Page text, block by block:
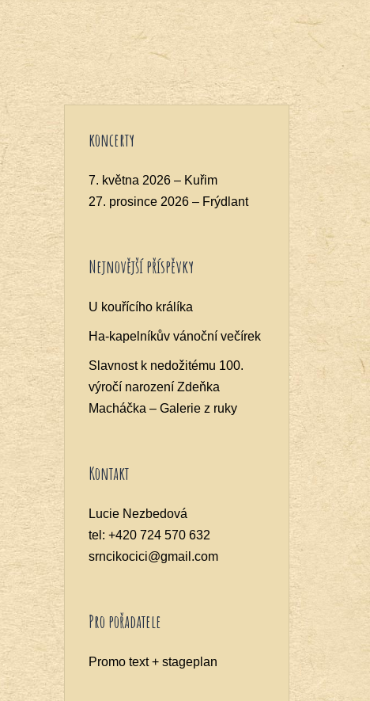
koncerty
7. května 2026 – Kuřim
27. prosince 2026 – Frýdlant
Nejnovější příspěvky
U kouřícího králíka
Ha-kapelníkův vánoční večírek
Slavnost k nedožitému 100.
výročí narození Zdeňka
Macháčka – Galerie z ruky
Kontakt
Lucie Nezbedová
tel: +420 724 570 632
srncikocici@gmail.com
Pro pořadatele
Promo text + stageplan